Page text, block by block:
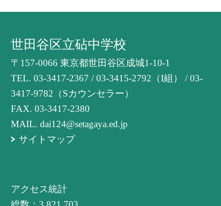
世田谷区立砧中学校
〒157-0066 東京都世田谷区成城1-10-1
TEL.03-3417-2367 / 03-3415-2792（I組） / 03-
3417-9782（Sカウンセラー）
FAX. 03-3417-2380
MAIL. dai124@setagaya.ed.jp
サイトマップ
アクセス統計